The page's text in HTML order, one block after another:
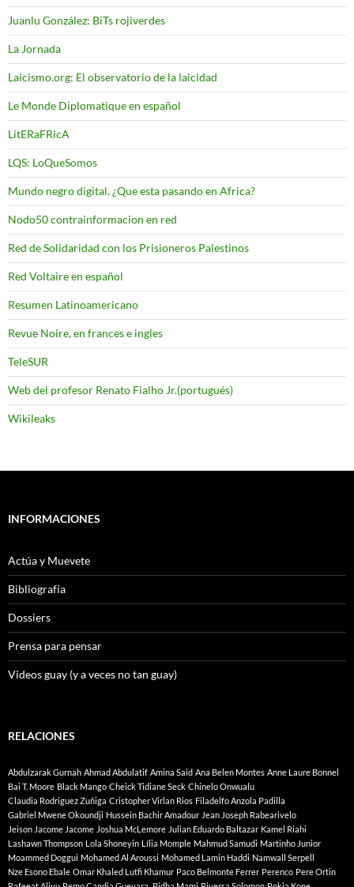
Juanlu González: BiTs rojiverdes
La Jornada
Laicismo.org: El observatorio de la laicidad
Le Monde Diplomatique en español
LitERaFRicA
LQS: LoQueSomos
Mundo negro digital. ¿Que esta pasando en Africa?
Nodo50 contrainformacion en red
Red de Solidaridad con los Prisioneros Palestinos
Red Voltaire en español
Resumen Latinoamericano
Revue Noire, en frances e ingles
TeleSUR
Web del profesor Renato Fialho Jr.(portugués)
Wikileaks
INFORMACIONES
Actúa y Muevete
Bibliografía
Dossiers
Prensa para pensar
Videos guay (y a veces no tan guay)
RELACIONES
Abdulzarak Gurnah Ahmad Abdulatif Amina Said Ana Belen Montes Anne Laure Bonnel
Bai T. Moore Black Mango Cheick Tidiane Seck Chinelo Onwualu
Claudia Rodriguez Zuñiga Cristopher Virlan Rios Filadelfo Anzola Padilla
Gabriel Mwene Okoundji Hussein Bachir Amadour Jean Joseph Rabearivelo
Jeison Jacome Jacome Joshua McLemore Julian Eduardo Baltazar Kamel Riahi
Lashawn Thompson Lola Shoneyin Lília Momple Mahmud Samudi Martinho Junior
Moammed Doggui Mohamed Al Aroussi Mohamed Lamin Haddi Namwall Serpell
Nze Esono Ebale Omar Khaled Lutfi Khamur Paco Belmonte Ferrer Perenco Pere Ortin